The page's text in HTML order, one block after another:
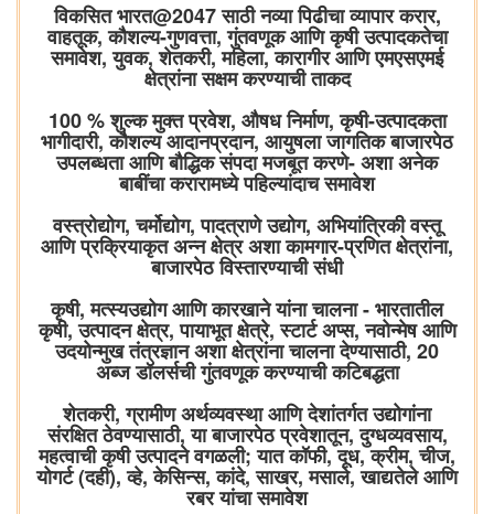
विकसित भारत@2047 साठी नव्या पिढीचा व्यापार करार,
वाहतूक, कौशल्य-गुणवत्ता, गुंतवणूक आणि कृषी उत्पादकतेचा
समावेश, युवक, शेतकरी, महिला, कारागीर आणि एमएसएमई
क्षेत्रांना सक्षम करण्याची ताकद
100 % शुल्क मुक्त प्रवेश, औषध निर्माण, कृषी-उत्पादकता
भागीदारी, कौशल्य आदानप्रदान, आयुषला जागतिक बाजारपेठ
उपलब्धता आणि बौद्धिक संपदा मजबूत करणे- अशा अनेक
बाबींचा करारामध्ये पहिल्यांदाच समावेश
वस्त्रोद्योग, चर्मोद्योग, पादत्राणे उद्योग, अभियांत्रिकी वस्तू
आणि प्रक्रियाकृत अन्न क्षेत्र अशा कामगार-प्रणित क्षेत्रांना,
बाजारपेठ विस्तारण्याची संधी
कृषी, मत्स्यउद्योग आणि कारखाने यांना चालना - भारतातील
कृषी, उत्पादन क्षेत्र, पायाभूत क्षेत्रे, स्टार्ट अप्स, नवोन्मेष आणि
उदयोन्मुख तंत्रज्ञान अशा क्षेत्रांना चालना देण्यासाठी, 20
अब्ज डॉलर्सची गुंतवणूक करण्याची कटिबद्धता
शेतकरी, ग्रामीण अर्थव्यवस्था आणि देशांतर्गत उद्योगांना
संरक्षित ठेवण्यासाठी, या बाजारपेठ प्रवेशातून, दुग्धव्यवसाय,
महत्वाची कृषी उत्पादने वगळली; यात कॉफी, दूध, क्रीम, चीज,
योगर्ट (दही), व्हे, केसिन्स, कांदे, साखर, मसाले, खाद्यतेले आणि
रबर यांचा समावेश